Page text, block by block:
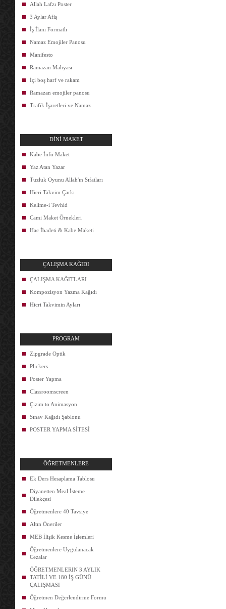
Allah Lafzı Poster
3 Aylar Afiş
İş İlanı Formatlı
Namaz Emojiler Panosu
Manifesto
Ramazan Mahyası
İçi boş harf ve rakam
Ramazan emojiler panosu
Trafik İşaretleri ve Namaz
DİNİ MAKET
Kabe İnfo Maket
Yaz Atan Yazar
Tuzluk Oyunu Allah'ın Sıfatları
Hicri Takvim Çarkı
Kelime-i Tevhid
Cami Maket Örnekleri
Hac İbadeti & Kabe Maketi
ÇALIŞMA KAĞIDI
ÇALIŞMA KAĞITLARI
Kompozisyon Yazma Kağıdı
Hicri Takvimin Ayları
PROGRAM
Zipgrade Optik
Plickers
Poster Yapma
Classroomscreen
Çizim to Animasyon
Sınav Kağıdı Şablonu
POSTER YAPMA SİTESİ
ÖĞRETMENLERE
Ek Ders Hesaplama Tablosu
Diyanetten Meal İsteme
Dilekçesi
Öğretmenlere 40 Tavsiye
Altın Öneriler
MEB İlişik Kesme İşlemleri
Öğretmenlere Uygulanacak
Cezalar
ÖĞRETMENLERIN 3 AYLIK
TATİLİ VE 180 İŞ GÜNÜ
ÇALIŞMASI
Öğretmen Değerlendirme Formu